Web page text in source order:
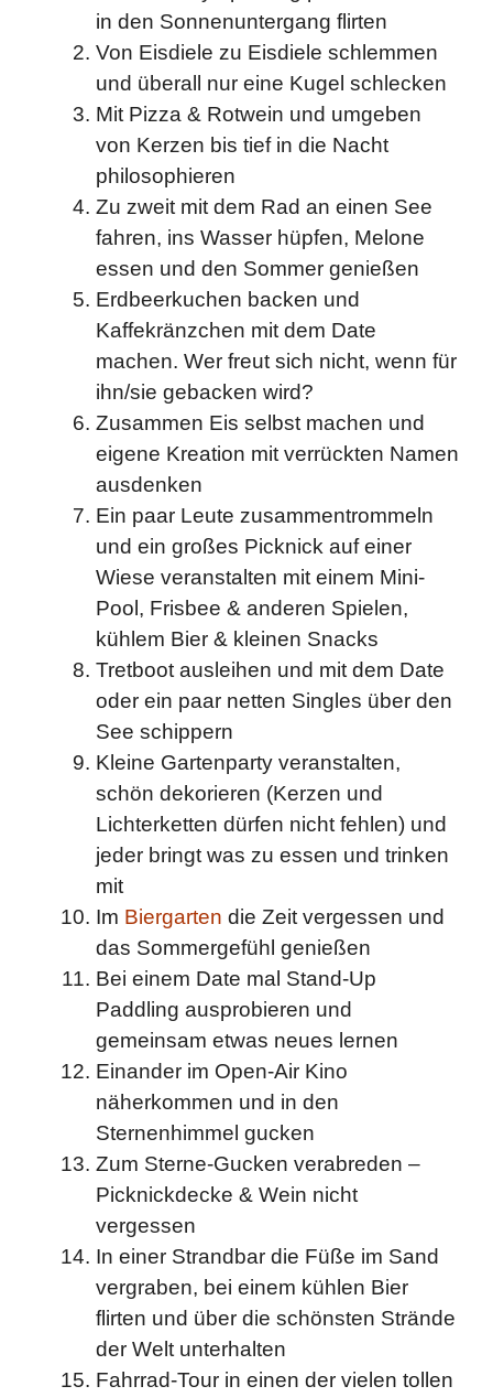
in den Sonnenuntergang flirten
Von Eisdiele zu Eisdiele schlemmen
und überall nur eine Kugel schlecken
Mit Pizza & Rotwein und umgeben
von Kerzen bis tief in die Nacht
philosophieren
Zu zweit mit dem Rad an einen See
fahren, ins Wasser hüpfen, Melone
essen und den Sommer genießen
Erdbeerkuchen backen und
Kaffekränzchen mit dem Date
machen. Wer freut sich nicht, wenn für
ihn/sie gebacken wird?
Zusammen Eis selbst machen und
eigene Kreation mit verrückten Namen
ausdenken
Ein paar Leute zusammentrommeln
und ein großes Picknick auf einer
Wiese veranstalten mit einem Mini-
Pool, Frisbee & anderen Spielen,
kühlem Bier & kleinen Snacks
Tretboot ausleihen und mit dem Date
oder ein paar netten Singles über den
See schippern
Kleine Gartenparty veranstalten,
schön dekorieren (Kerzen und
Lichterketten dürfen nicht fehlen) und
jeder bringt was zu essen und trinken
mit
Im Biergarten die Zeit vergessen und
das Sommergefühl genießen
Bei einem Date mal Stand-Up
Paddling ausprobieren und
gemeinsam etwas neues lernen
Einander im Open-Air Kino
näherkommen und in den
Sternenhimmel gucken
Zum Sterne-Gucken verabreden –
Picknickdecke & Wein nicht
vergessen
In einer Strandbar die Füße im Sand
vergraben, bei einem kühlen Bier
flirten und über die schönsten Strände
der Welt unterhalten
Fahrrad-Tour in einen der vielen tollen